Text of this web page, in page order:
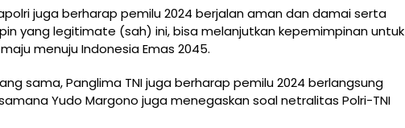
juga berharap pemilu 2024 berjalan aman dan damai serta
yang legitimate (sah) ini, bisa melanjutkan kepemimpinan untuk
menuju Indonesia Emas 2045.
sama, Panglima TNI juga berharap pemilu 2024 berlangsung
Yudo Margono juga menegaskan soal netralitas Polri-TNI